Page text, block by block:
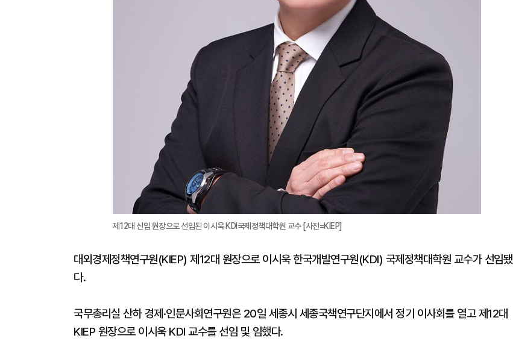
제12대 신임 원장으로 선임된 이시욱 KDI국제정책대학원 교수 [사진=KIEP]
대외경제정책연구원(KIEP) 제12대 원장으로 이시욱 한국개발연구원(KDI) 국제정책대학원 교수가 선임됐
다.
국무총리실 산하 경제·인문사회연구원은 20일 세종시 세종국책연구단지에서 정기 이사회를 열고 제12대
KIEP 원장으로 이시욱 KDI 교수를 선임 및 임했다.